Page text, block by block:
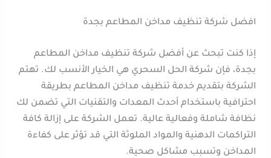
افضل شركة تنظيف مداخن المطاعم بجدة
إذا كنت تبحث عن أفضل شركة تنظيف مداخن المطاعم
بجدة، فإن شركة الحل السحري هي الخيار الأنسب لك. تهتم
الشركة بتقديم خدمة تنظيف مداخن المطاعم بطريقة
احترافية باستخدام أحدث المعدات والتقنيات التي تضمن لك
نظافة شاملة وفعالية عالية. تعمل الشركة على إزالة كافة
التراكمات الدهنية والمواد الملوثة التي قد تؤثر على كفاءة
المداخن وتسبب مشاكل صحية.